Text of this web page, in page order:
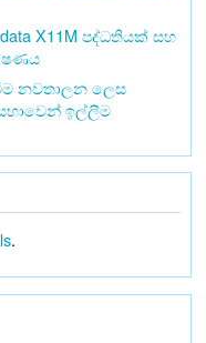
X11M පද්ධතියක් සහ
නවතාලන ලෙස
ඉල්ලීම
.